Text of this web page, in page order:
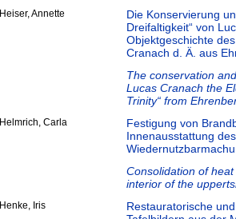
Heiser, Annette
Die Konservierung
Dreifaltigkeit“ von
Objektgeschichte
Cranach d. Ä. aus
The conservation
Lucas Cranach the
Trinity“ from
Helmrich, Carla
Festigung von
Innenausstattung
Consolidation of
interior of the
Henke, Iris
Restauratorische